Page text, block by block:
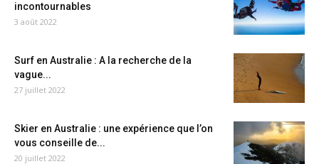
incontournables
3 août 2022
Surf en Australie : A la recherche de la
vague...
27 juillet 2022
Skier en Australie : une expérience que l’on
vous conseille de...
20 juillet 2022